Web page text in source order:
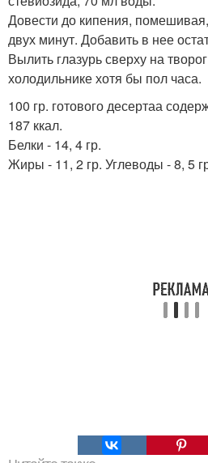
Довести до кипения, помешивая,
двух минут. Добавить в нее
Вылить глазурь сверху на
холодильнике хотя бы пол часа.
100 гр. готового десертаа
187 ккал.
Белки - 14, 4 гр.
Жиры - 11, 2 гр. Углеводы - 8, 5